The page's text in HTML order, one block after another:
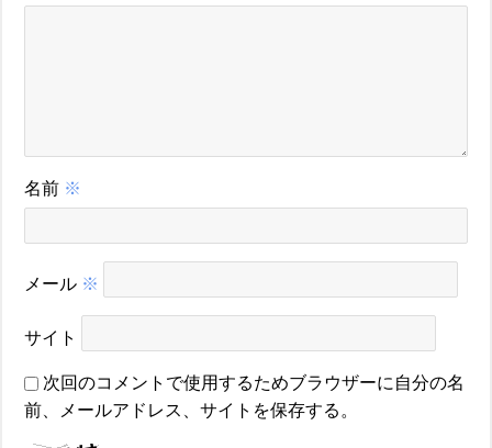
名前 ※
メール ※
サイト
次回のコメントで使用するためブラウザーに自分の名
前、メールアドレス、サイトを保存する。